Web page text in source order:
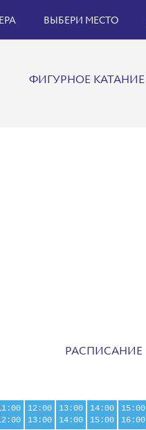
ВЫБЕРИ МЕСТО
ФИГУРНОЕ КАТАНИЕ
РАСПИСАНИЕ
12:00
13:00
13:00
14:00
14:00
15:00
15:00
16:00